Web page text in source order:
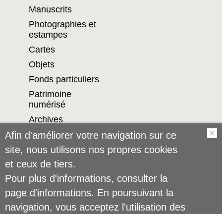
Manuscrits
Photographies et
estampes
Cartes
Objets
Fonds particuliers
Patrimoine
numérisé
Archives
FACEBOOK INSTAGRAM
NEWSLETTER
Afin d'améliorer votre navigation sur ce
site, nous utilisons nos propres cookies
et ceux de tiers.
Pour plus d'informations, consulter la
page d'informations. En poursuivant la
navigation, vous acceptez l'utilisation des